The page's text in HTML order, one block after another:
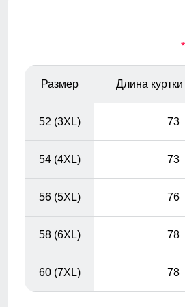
Капюшон надежно защищает
факторов, таких как снег,
*
Размер Длина
52 (3XL) 73
54 (4XL) 73
56 (5XL) 76
58 (6XL) 78
60 (7XL) 78